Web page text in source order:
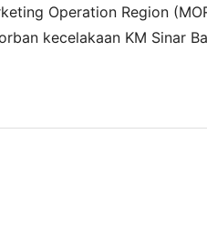
Operation Region
kecelakaan KM Sinar